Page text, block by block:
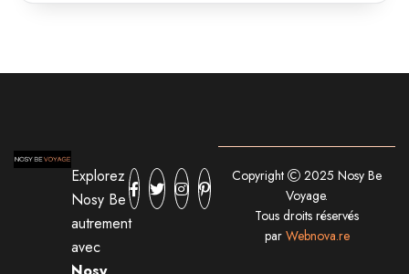
Explorez
Nosy Be
autrement
avec
Copyright
2025 Nosy Be
Voyage.
Tous droits réservés
par Webnova.re